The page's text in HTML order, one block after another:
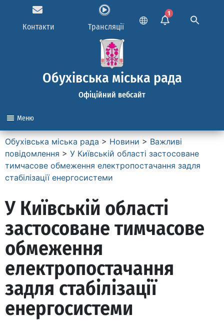
Контакти Трансляції
1
Обухівська міська рада
Офіційний вебсайт
Меню
Обухівська міська рада > Новини > Важливі
повідомлення > У Київській області застосоване
тимчасове обмеження електропостачання задля
стабілізації енергосистеми
У Київській області
застосоване тимчасове
обмеження
електропостачання
задля стабілізації
енергосистеми